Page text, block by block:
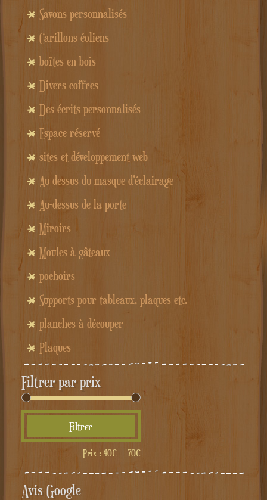
Savons personnalisés
Carillons éoliens
boîtes en bois
Divers coffres
Des écrits personnalisés
Espace réservé
sites et développement web
Au-dessus du masque d'éclairage
Au-dessus de la porte
Miroirs
Moules à gâteaux
pochoirs
Supports pour tableaux, plaques etc.
planches à découper
Plaques
Filtrer par prix
min
max
Filtrer
Prix : 40€— 70€
Avis Google